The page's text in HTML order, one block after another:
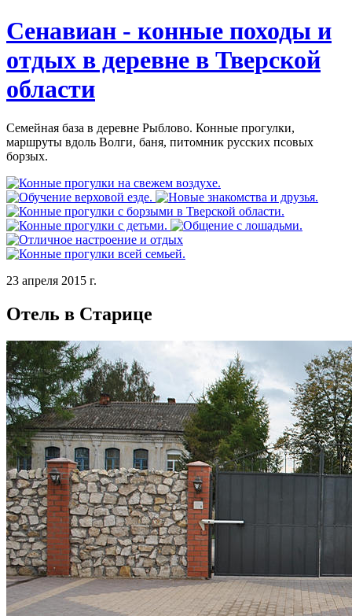
Сенавиан - конные походы и
отдых в деревне в Тверской
области
Семейная база в деревне Рыблово. Конные прогулки,
маршруты вдоль Волги, баня, питомник русских псовых
борзых.
23 апреля 2015 г.
Отель в Старице